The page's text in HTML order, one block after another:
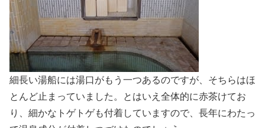
細長い湯船には湯口がもう一つあるのですが、そちらはほ
とんど止まっていました。とはいえ全体的に赤茶けてお
り、細かなトゲトゲも付着していますので、長年にわたっ